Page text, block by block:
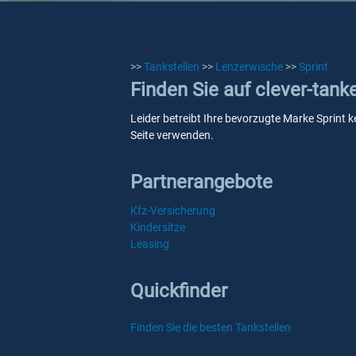
>>Tankstellen >> Lenzerwische >>Sprint
Finden Sie auf clever-
Leider betreibt Ihre bevorzugte Marke Sprint
Seite verwenden.
Partnerangebote
Kfz-Versicherung
Kindersitze
Leasing
Quickfinder
Finden Sie die besten Tankstellen